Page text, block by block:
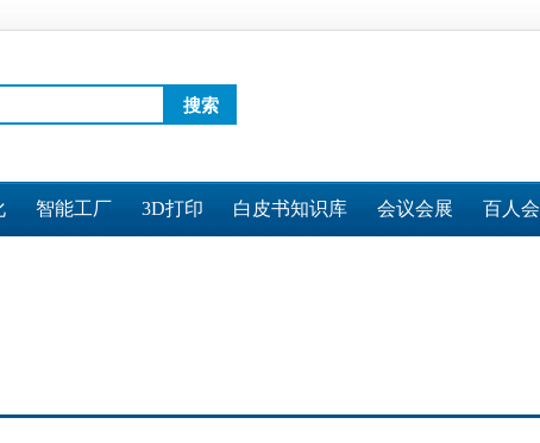
搜索
智能工厂 3D打印 白皮书知识库 会议会展 百人会